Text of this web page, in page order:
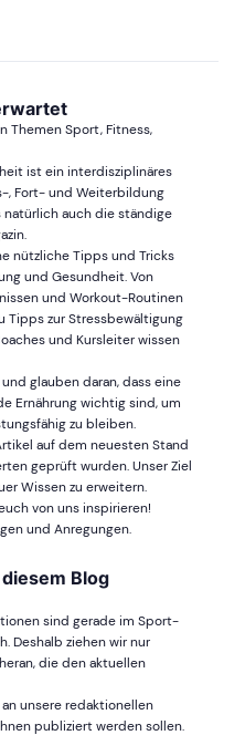
Themen Sport, Fitness,
ist ein interdisziplinäres
, Fort- und Weiterbildung
natürlich auch die ständige
nützliche Tipps und Tricks
und Gesundheit. Von
und Workout-Routinen
Tipps zur Stressbewältigung
und Kursleiter wissen
glauben daran, dass eine
Ernährung wichtig sind, um
zu bleiben.
auf dem neuesten Stand
geprüft wurden. Unser Ziel
Wissen zu erweitern.
von uns inspirieren!
und Anregungen.
Blog
sind gerade im Sport-
Deshalb ziehen wir nur
die den aktuellen
unsere redaktionellen
publiziert werden sollen.